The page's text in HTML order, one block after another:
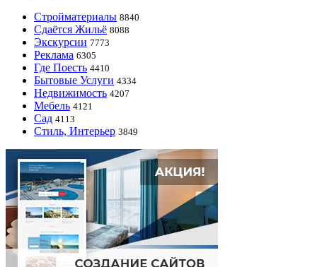
Стройматериалы 8840
Сдаётся Жильё 8088
Экскурсии 7773
Реклама 6305
Где Поесть 4410
Бытовые Услуги 4334
Недвижимость 4207
Мебель 4121
Сад 4113
Стиль, Интерьер 3849